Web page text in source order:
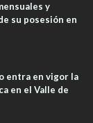
y
su posesión en
entra en vigor la
en el Valle de